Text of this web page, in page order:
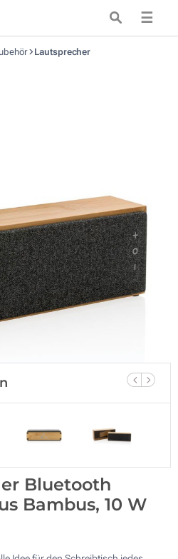
☰
Lautsprecher
Bluetooth
Bambus, 10 W